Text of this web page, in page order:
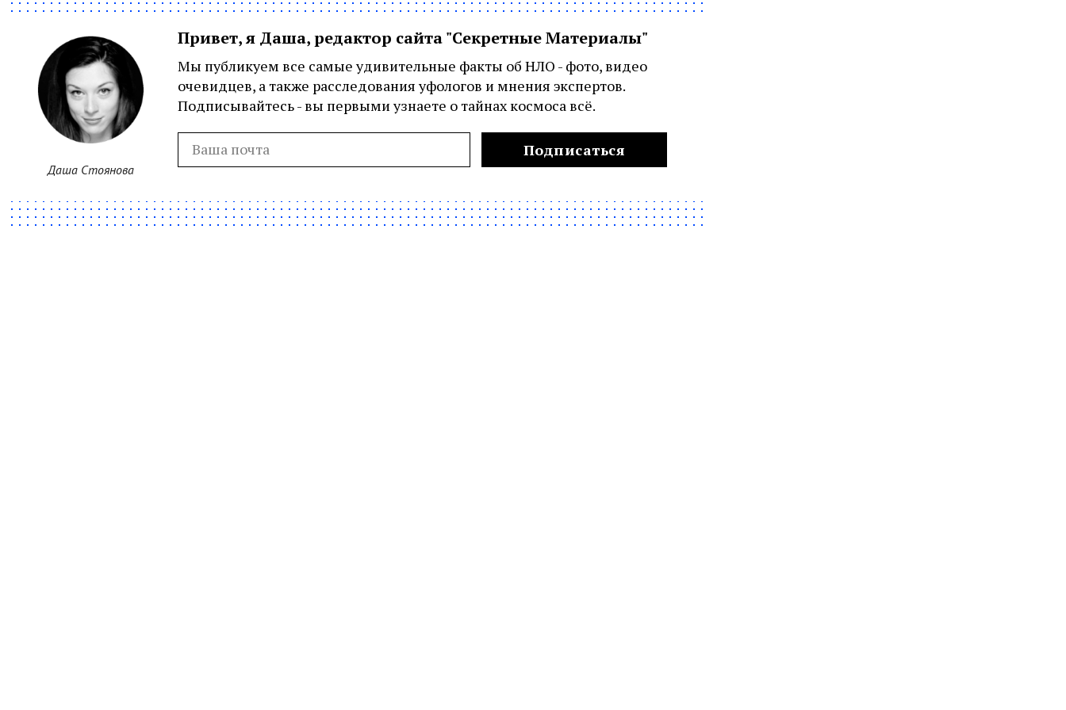
Даша Стоянова
Привет, я Даша, редактор сайта "Секретные Материалы"
Мы публикуем все самые удивительные факты об НЛО - фото, видео
очевидцев, а также расследования уфологов и мнения экспертов.
Подписывайтесь - вы первыми узнаете о тайнах космоса всё.
Подписаться